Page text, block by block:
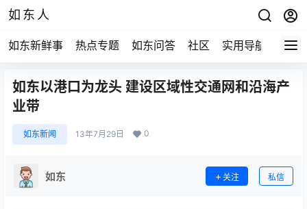
如东人
如东新鲜事 热点专题 如东问答 社区 实用导航 如东
如东以港口为龙头 建设区域性交通网和沿海产
业带
如东新闻 13年7月29日 0
如东 关注 私信